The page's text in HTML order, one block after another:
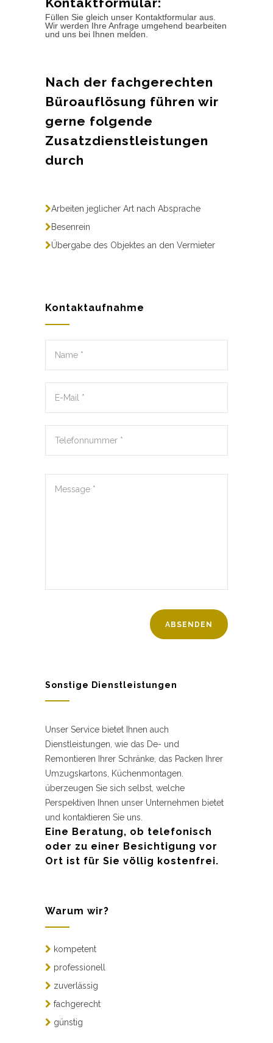
Füllen Sie gleich unser Kontaktformular aus.
Wir werden Ihre Anfrage umgehend bearbeiten
und uns bei Ihnen melden.
Nach der fachgerechten
Büroauflösung führen wir
gerne folgende
Zusatzdienstleistungen
durch
Arbeiten jeglicher Art nach Absprache
Besenrein
Übergabe des Objektes an den Vermieter
Kontaktaufnahme
Sonstige Dienstleistungen
Unser Service bietet Ihnen auch
Dienstleistungen, wie das De- und
Remontieren Ihrer Schränke, das Packen Ihrer
Umzugskartons, Küchenmontagen.
überzeugen Sie sich selbst, welche
Perspektiven Ihnen unser Unternehmen bietet
und kontaktieren Sie uns.
Eine Beratung, ob telefonisch
oder zu einer Besichtigung vor
Ort ist für Sie völlig kostenfrei.
Warum wir?
kompetent
professionell
zuverlässig
fachgerecht
günstig